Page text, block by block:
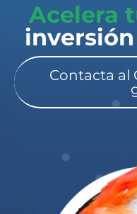
Acelera
Contacta al